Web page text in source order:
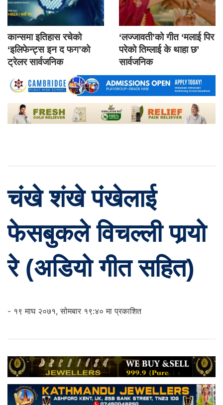
कान्समा इतिहास रचेको
‘इलिफेन्ट्स इन द फग’को
ट्रेलर सार्वजनिक
‘लज्जावती’को गीत ‘मलाई पिर
परेको तिम्लाई के थाहा छ’
सार्वजनिक
चंखे शंखे पंखेलाई
फेसबुकले विचल्ली पार्‍यो
रे (अडियो गीत सहित)
- १९ माघ २०७१, सोमबार १९:४० मा प्रकाशित